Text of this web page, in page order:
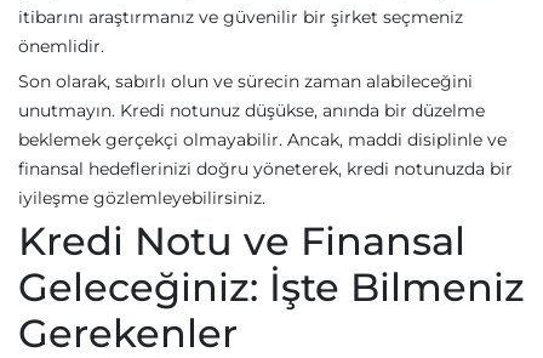
itibarını araştırmanız ve güvenilir bir şirket seçmeniz
önemlidir.
Son olarak, sabırlı olun ve sürecin zaman alabileceğini
unutmayın. Kredi notunuz düşükse, anında bir düzelme
beklemek gerçekçi olmayabilir. Ancak, maddi disiplinle ve
finansal hedeflerinizi doğru yöneterek, kredi notunuzda bir
iyileşme gözlemleyebilirsiniz.
Kredi Notu ve Finansal
Geleceğiniz: İşte Bilmeniz
Gerekenler